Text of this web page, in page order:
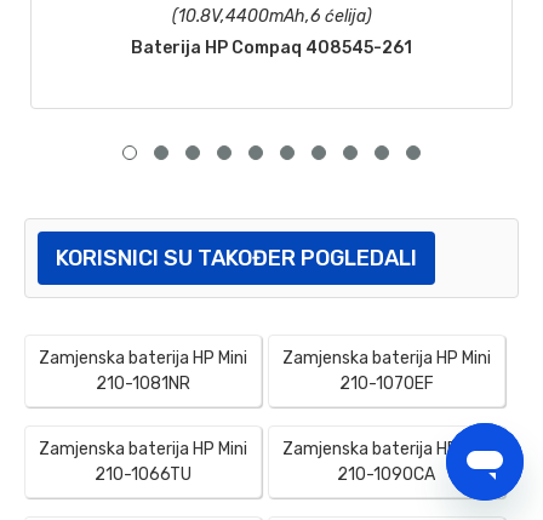
(10.8V,4400mAh,6 ćelija)
Baterija HP Compaq 408545-261
KORISNICI SU TAKOĐER POGLEDALI
Zamjenska baterija HP Mini
210-1081NR
Zamjenska baterija HP Mini
210-1070EF
Zamjenska baterija HP Mini
210-1066TU
Zamjenska baterija HP Mini
210-1090CA